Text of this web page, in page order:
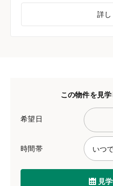
詳し
この物件を見
希望日
時間帯
見